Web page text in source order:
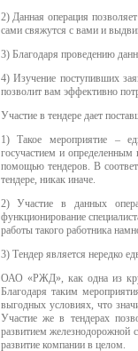
2) Данная операция
сами свяжутся с вами и
3) Благодаря проведению
4) Изучение поступивших
позволит вам эффективно
Участие в тендере дает
1) Такое мероприятие –
госучастием и
помощью тендеров. В
тендере, никак иначе.
2) Участие в данных
функционирование
работы такого работника
3) Тендер является нередко
ОАО «РЖД», как одна из
Благодаря таким
выгодных условиях, что
Участие же в тендерах
развитием железнодорожной
развитие компании в целом.